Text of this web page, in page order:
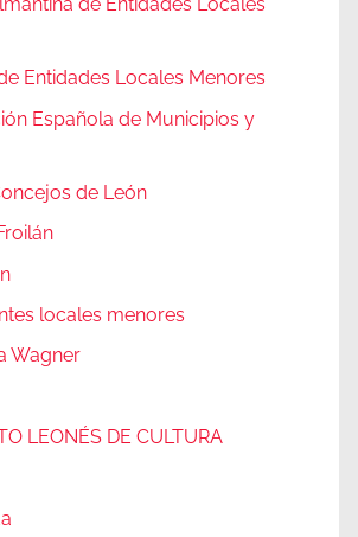
Entidades Locales Menores
Española de Municipios y
de León
locales menores
Wagner
LEONÉS DE CULTURA